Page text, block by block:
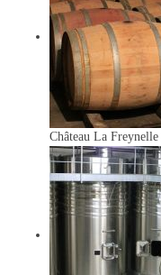
Château La Freynelle